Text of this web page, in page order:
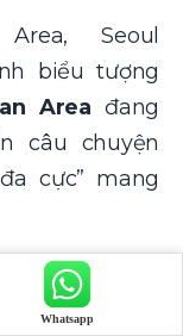
Seoul
biểu tượng
Areađang
câu chuyện
cực” mang
tư vấn của
chi tiết và
Whatsapp